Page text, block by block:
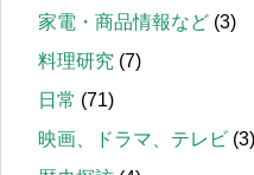
家電・商品情報など (3)
料理研究 (7)
日常 (71)
映画、ドラマ、テレビ (3)